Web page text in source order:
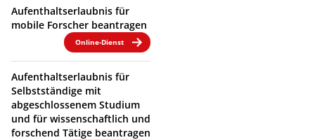
Aufenthaltserlaubnis für
mobile Forscher beantragen
Online-Dienst
Aufenthaltserlaubnis für
Selbstständige mit
abgeschlossenem Studium
und für wissenschaftlich und
forschend Tätige beantragen